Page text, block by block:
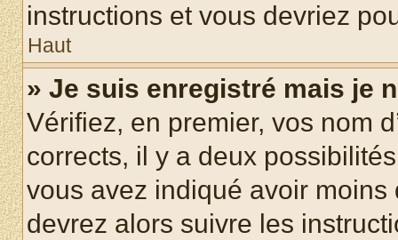
instructions et vous devriez
Haut
» Je suis enregistré mais je
Vérifiez, en premier, vos nom
corrects, il y a deux
vous avez indiqué avoir moins
devrez alors suivre les